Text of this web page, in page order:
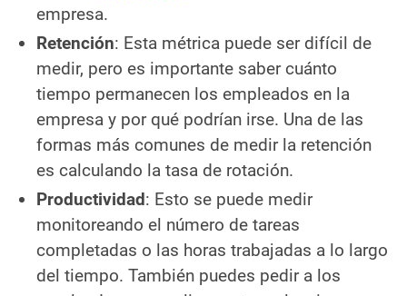
empresa.
Retención: Esta métrica puede ser difícil de
medir, pero es importante saber cuánto
tiempo permanecen los empleados en la
empresa y por qué podrían irse. Una de las
formas más comunes de medir la retención
es calculando la tasa de rotación.
Productividad: Esto se puede medir
monitoreando el número de tareas
completadas o las horas trabajadas a lo largo
del tiempo. También puedes pedir a los